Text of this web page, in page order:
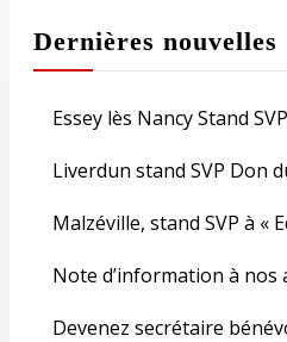
Dernières nouvelles
Essey lès Nancy Stand
Liverdun stand SVP Don
Malzéville, stand SVP à «
Note d’information à nos
Devenez secrétaire